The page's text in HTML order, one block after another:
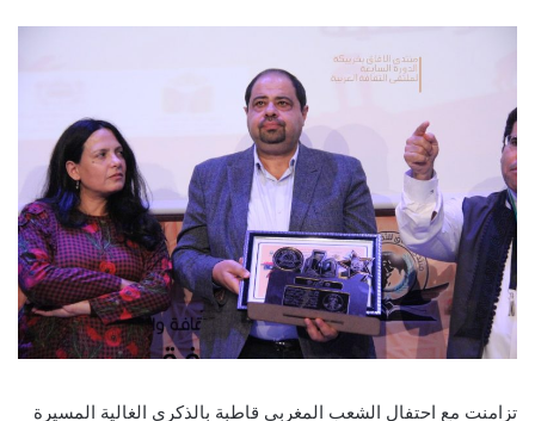
تزامنت مع احتفال الشعب المغربي قاطبة بالذكرى الغالية المسيرة